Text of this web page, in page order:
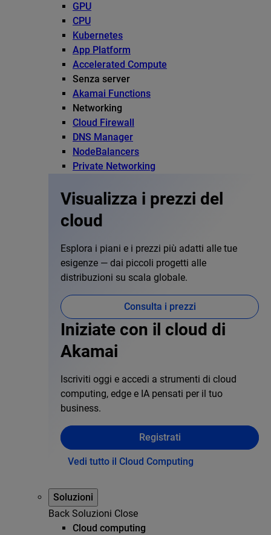
GPU
CPU
Kubernetes
App Platform
Accelerated Compute
Senza server
Akamai Functions
Networking
Cloud Firewall
DNS Manager
NodeBalancers
Private Networking
Visualizza i prezzi del
cloud
Esplora i piani e i prezzi più adatti alle tue
esigenze — dai piccoli progetti alle
distribuzioni su scala globale.
Consulta i prezzi
Iniziate con il cloud di
Akamai
Iscriviti oggi e accedi a strumenti di cloud
computing, edge e IA pensati per il tuo
business.
Registrati
Vedi tutto il Cloud Computing
Soluzioni
Back Soluzioni Close
Cloud computing